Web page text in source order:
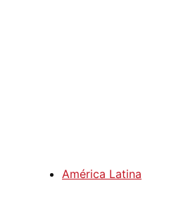
América Latina